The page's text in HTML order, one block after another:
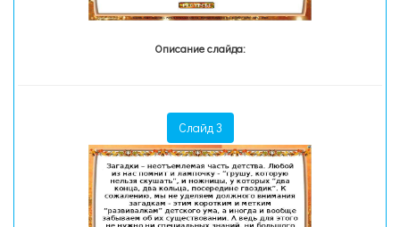
Описание слайда:
Слайд 3